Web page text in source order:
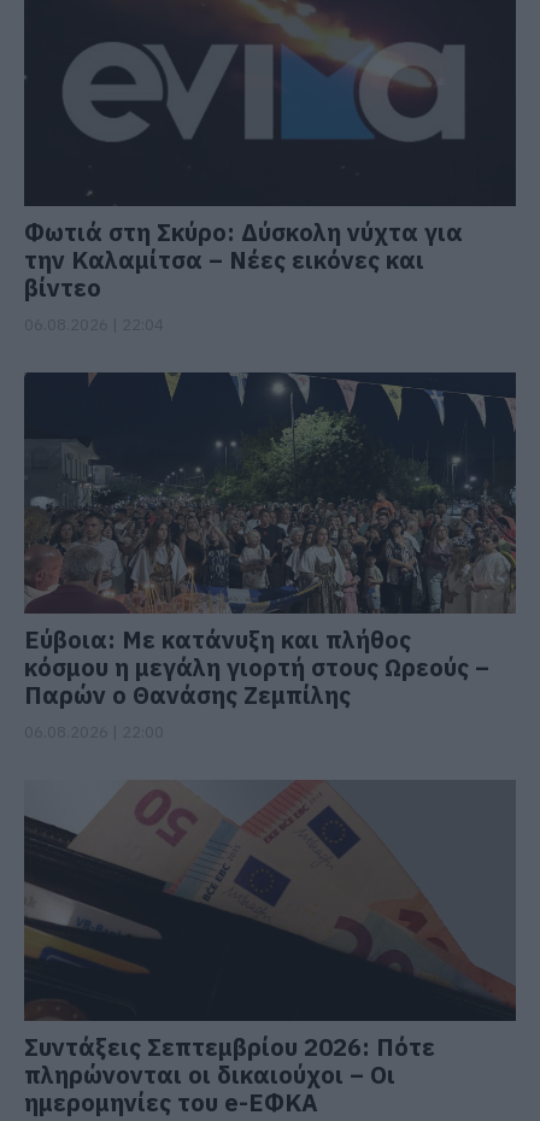
Φωτιά στη Σκύρο: Δύσκολη νύχτα για
την Καλαμίτσα – Νέες εικόνες και
βίντεο
Εύβοια: Με κατάνυξη και πλήθος
κόσμου η μεγάλη γιορτή στους Ωρεούς –
Παρών ο Θανάσης Ζεμπίλης
Συντάξεις Σεπτεμβρίου 2026: Πότε
πληρώνονται οι δικαιούχοι – Οι
ημερομηνίες του e-ΕΦΚΑ